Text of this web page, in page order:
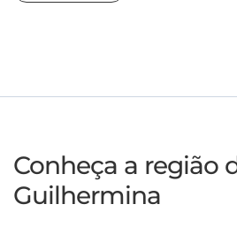
Conheça a região
Guilhermina